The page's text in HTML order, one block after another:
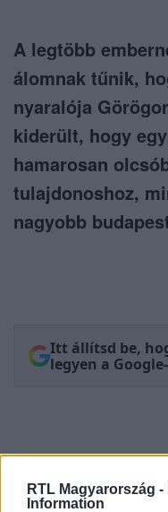
RTL Magyarország -
Information
A legtöbb
álomnak tűnik,
nyaralója
kiderült, hogy
hamarosan
tulajdonoshoz,
nagyobb
Itt állítsd be,
legyen a